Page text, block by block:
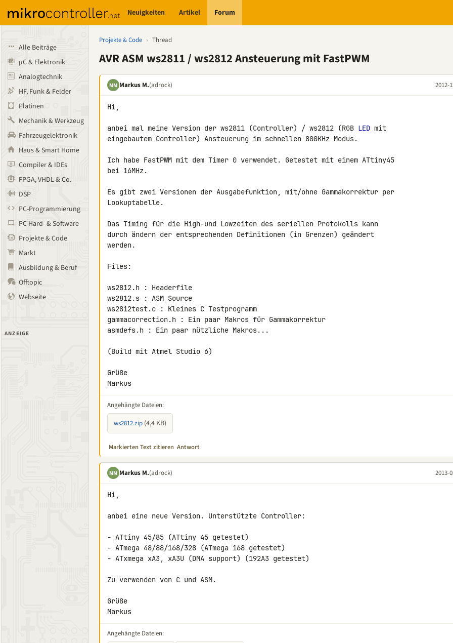
Neuigkeiten Artikel Forum
Alle Beiträge
µC & Elektronik
Analogtechnik
HF, Funk & Felder
Platinen
Mechanik & Werkzeug
Fahrzeugelektronik
Haus & Smart Home
Compiler & IDEs
FPGA, VHDL & Co.
DSP
PC-Programmierung
PC Hard- & Software
Projekte & Code
Markt
Ausbildung & Beruf
Offtopic
Webseite
ANZEIGE
Projekte & Code › Thread
AVR ASM ws2811 / ws2812 Ansteuerung mit FastPWM
MM Markus M.(adrock) 2012-
Hi,
anbei mal meine Version der ws2811 (Controller) / ws2812 (RGB LED mit
eingebautem Controller) Ansteuerung im schnellen 800KHz Modus.
Ich habe FastPWM mit dem Timer 0 verwendet. Getestet mit einem ATtiny45
bei 16MHz.
Es gibt zwei Versionen der Ausgabefunktion, mit/ohne Gammakorrektur per
Lookuptabelle.
Das Timing für die High-und Lowzeiten des seriellen Protokolls kann
durch ändern der entsprechenden Definitionen (in Grenzen) geändert
werden.
Files:
ws2812.h : Headerfile
ws2812.s : ASM Source
ws2812test.c : Kleines C Testprogramm
gammacorrection.h : Ein paar Makros für Gammakorrektur
asmdefs.h : Ein paar nützliche Makros...
(Build mit Atmel Studio 6)
Grüße
Markus
Angehängte Dateien:
ws2812.zip (4,4 KB)
Markierten Text zitieren Antwort
MM Markus M.(adrock) 2013-
Hi,
anbei eine neue Version. Unterstützte Controller:
- ATtiny 45/85 (ATtiny 45 getestet)
- ATmega 48/88/168/328 (ATmega 168 getestet)
- ATxmega xA3, xA3U (DMA support) (192A3 getestet)
Zu verwenden von C und ASM.
Grüße
Markus
Angehängte Dateien: